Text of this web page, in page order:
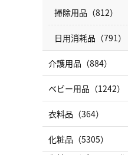
掃除用品（812）
日用消耗品（791）
介護用品（884）
ベビー用品（1242）
衣料品（364）
化粧品（5305）